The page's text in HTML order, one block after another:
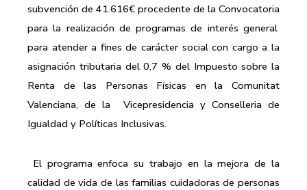
subvención de 41.616€ procedente de la Convocatoria
para la realización de programas de interés general
para atender a fines de carácter social con cargo a la
asignación tributaria del 0,7 % del Impuesto sobre la
Renta de las Personas Físicas en la Comunitat
Valenciana, de la Vicepresidencia y Conselleria de
Igualdad y Políticas Inclusivas.
El programa enfoca su trabajo en la mejora de la
calidad de vida de las familias cuidadoras de personas